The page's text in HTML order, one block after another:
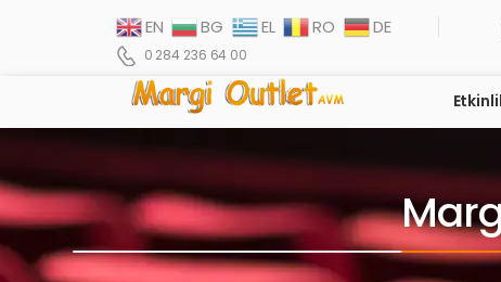
EN BG EL RO DE
0 284 236 64 00